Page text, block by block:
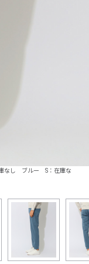
なし ブルー S：在庫な